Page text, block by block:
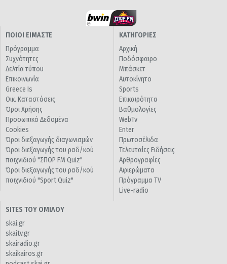
ΠΟΙΟΙ ΕΙΜΑΣΤΕ
Πρόγραμμα
Συχνότητες
Δελτία τύπου
Επικοινωνία
Greece Is
Οικ. Καταστάσεις
Όροι Χρήσης
Προσωπικά Δεδομένα
Cookies
Όροι διεξαγωγής διαγωνισμών
Όροι διεξαγωγής του ραδ/κού
παιχνιδιού "ΣΠΟΡ FM Quiz"
Όροι διεξαγωγής του ραδ/κού
παιχνιδιού "Sport Quiz"
ΚΑΤΗΓΟΡΙΕΣ
Αρχική
Ποδόσφαιρο
Μπάσκετ
Αυτοκίνητο
Sports
Επικαιρότητα
Βαθμολογίες
WebTv
Enter
Πρωτοσέλιδα
Τελευταίες Ειδήσεις
Αρθρογραφίες
Αφιερώματα
Πρόγραμμα TV
Live-radio
SITES ΤΟΥ ΟΜΙΛΟΥ
skai.gr
skaitv.gr
skairadio.gr
skaikairos.gr